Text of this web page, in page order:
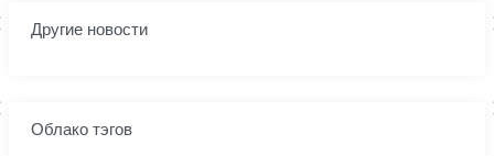
Другие новости
Облако тэгов